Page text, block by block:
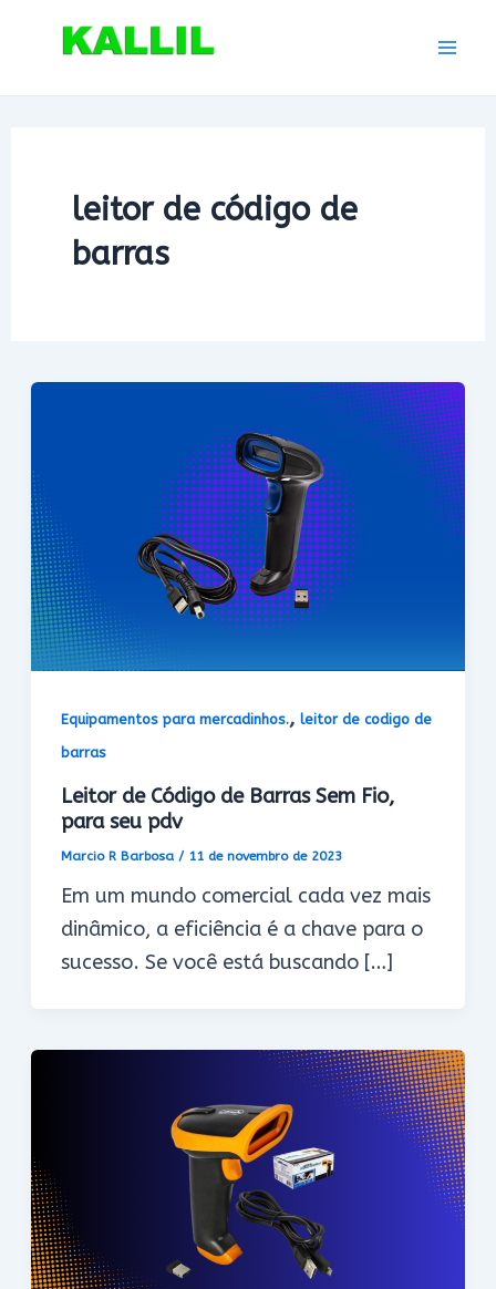
leitor de código de
barras
Equipamentos para mercadinhos.,leitor de codigo de
barras
Leitor de Código de Barras Sem Fio,
para seu pdv
Marcio R Barbosa/ 11 de novembro de 2023
Em um mundo comercial cada vez mais
dinâmico, a eficiência é a chave para o
sucesso. Se você está buscando […]